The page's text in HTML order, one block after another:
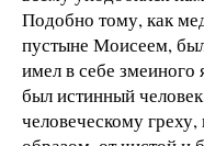
Подобно тому, как
пустыне Моисеем,
имел в себе змеиного
был истинный
человеческому